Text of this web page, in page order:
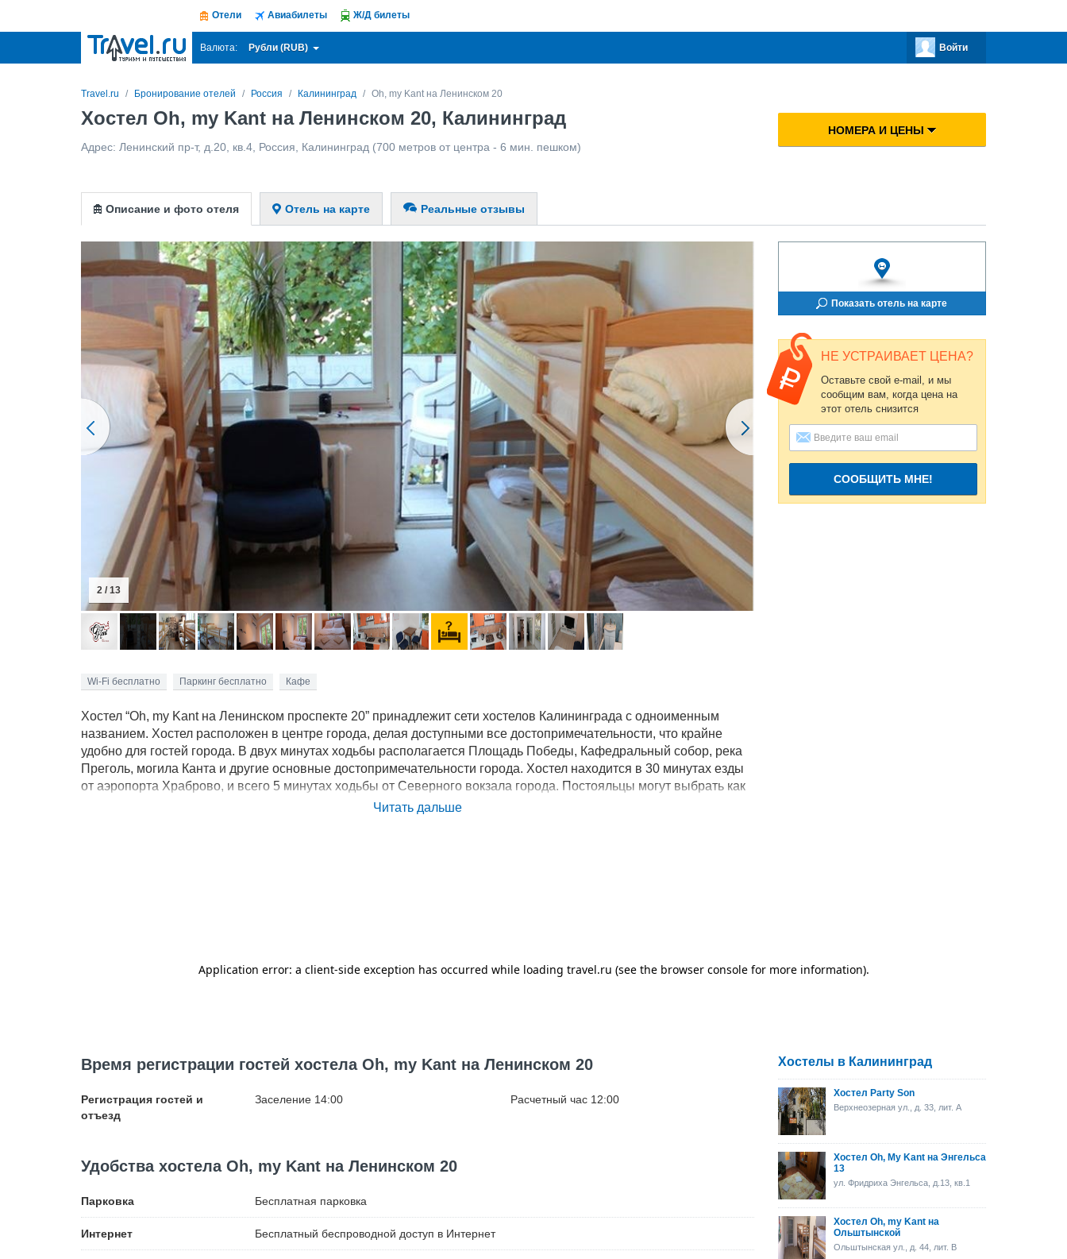
Отели Авиабилеты Ж/Д билеты
Валюта: Рубли (RUB) Войти
Travel.ru Бронирование отелей Россия Калининград Oh, my Kant на Ленинском 20
Хостел Oh, my Kant на Ленинском 20, Калининград
Адрес: Ленинский пр-т, д.20, кв.4 Россия Калининград (700 метров от центра - 6 мин. пешком)
НОМЕРА И ЦЕНЫ
Описание и фото отеля Отель на карте Реальные отзывы
3 / 13
Wi-Fi бесплатно Паркинг бесплатно Кафе
Хостел “Oh, my Kant на Ленинском проспекте 20” принадлежит сети хостелов Калининграда с одноименным
названием. Хостел расположен в центре города, делая доступными все достопримечательности, что крайне
удобно для гостей города. В двух минутах ходьбы располагается Площадь Победы, Кафедральный собор, река
Преголь, могила Канта и другие основные достопримечательности города. Хостел находится в 30 минутах езды
от аэропорта Храброво, и всего 5 минутах ходьбы от Северного вокзала города. Постояльцы могут выбрать как
место в общем номере с двухъярусными кроватями, так и отдельный двухместный номер. В стоимость номера
Читать дальше
Показать отель на карте
НЕ УСТРАИВАЕТ ЦЕНА?
Оставьте свой e-mail, и мы
сообщим вам, когда цена на
этот отель снизится
СООБЩИТЬ МНЕ!
Время регистрации гостей хостела Oh, my Kant на Ленинском 20
Регистрация гостей и
отъезд
Заселение 14:00 Расчетный час 12:00
Удобства хостела Oh, my Kant на Ленинском 20
Парковка Бесплатная парковка
Интернет Бесплатный беспроводной доступ в Интернет
Хостелы в Калининград
Хостел Party Son
Верхнеозерная ул., д. 33, лит. А
Хостел Oh, My Kant на Энгельса
13
ул. Фридриха Энгельса, д.13, кв.1
Хостел Oh, my Kant на
Ольштынской
Ольштынская ул., д. 44, лит. В